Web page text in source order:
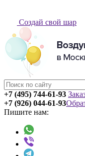
Создай свой шар
+7 (495) 744-61-93
+7 (926) 044-61-93
Пишите нам: